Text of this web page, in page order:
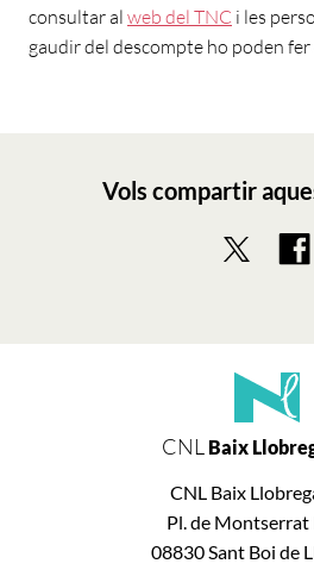
consultar al web del TNC i les
gaudir del descompte ho poden fer
Vols compartir
CNL Baix
CNL Baix
Pl. de Montserrat
08830 Sant Boi de